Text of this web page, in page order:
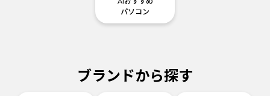
パソコン
ブランドから探す